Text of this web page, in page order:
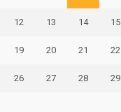
12 13 14 15
19 20 21 22
26 27 28 29